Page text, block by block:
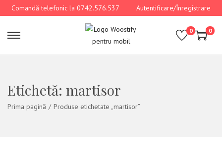
Comandă telefonic la 0742.576.537 Autentificare/Înregistrare
0 0
Etichetă: martisor
Prima pagină / Produse etichetate „martisor”